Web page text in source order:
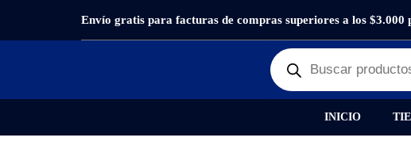
Envío gratis para facturas de compras superiores a los $3.000
INICIO
PRODUCTOSREPUESTOS, FLEX FLEX BOTON POWER/